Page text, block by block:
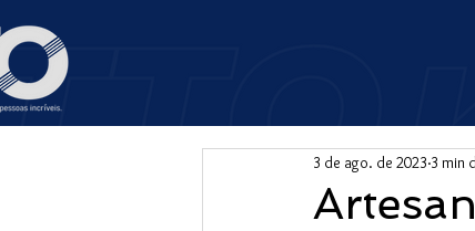
3 de ago. de 2023 3 min